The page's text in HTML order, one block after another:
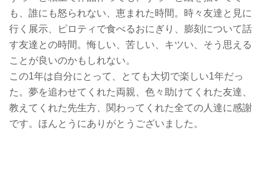
も、誰にも怒られない、恵まれた時間。時々友達と見に
行く展示、ピロティで食べるおにぎり、膨刻について話
す友達との時間。悔しい、苦しい、キツい、そう思える
ことが良いのかもしれない。
この1年は自分にとって、とても大切で楽しい1年だっ
た。夢を追わせてくれた両親、色々助けてくれた友達、
教えてくれた先生方、関わってくれた全ての人達に感謝
です。ほんとうにありがとうございました。